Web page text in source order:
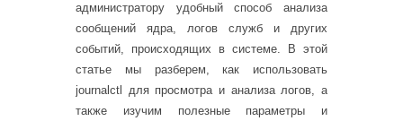
администратору удобный способ анализа
сообщений ядра, логов служб и других
событий, происходящих в системе. В этой
статье мы разберем, как использовать
journalctl для просмотра и анализа логов, а
также изучим полезные параметры и